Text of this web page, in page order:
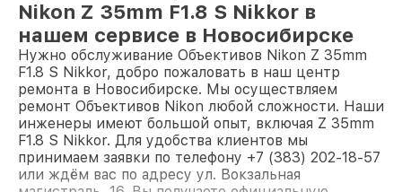
Nikon Z 35mm F1.8 S Nikkor в
нашем сервисе в Новосибирске
Нужно обслуживание Объективов Nikon Z 35mm
F1.8 S Nikkor, добро пожаловать в наш центр
ремонта в Новосибирске. Мы осуществляем
ремонт Объективов Nikon любой сложности. Наши
инженеры имеют большой опыт, включая Z 35mm
F1.8 S Nikkor. Для удобства клиентов мы
принимаем заявки по телефону +7 (383) 202-18-57
или ждём вас по адресу ул. Вокзальная